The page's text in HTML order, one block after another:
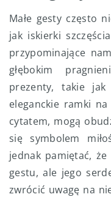
Małe gesty często
jak iskierki
przypominające
głębokim
prezenty, takie
eleganckie ramki
cytatem, mogą
się symbolem
jednak pamiętać,
gestu, ale jego
zwrócić uwagę na